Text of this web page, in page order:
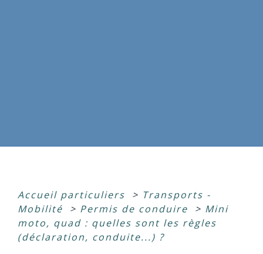
Accueil particuliers > Transports -
Mobilité
> Permis de conduire > Mini
moto, quad : quelles sont les règles
(déclaration, conduite...) ?